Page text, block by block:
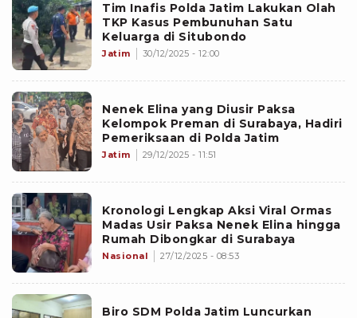
Tim Inafis Polda Jatim Lakukan Olah
TKP Kasus Pembunuhan Satu
Keluarga di Situbondo
Jatim 30/12/2025 - 12:00
Nenek Elina yang Diusir Paksa
Kelompok Preman di Surabaya, Hadiri
Pemeriksaan di Polda Jatim
Jatim 29/12/2025 - 11:51
Kronologi Lengkap Aksi Viral Ormas
Madas Usir Paksa Nenek Elina hingga
Rumah Dibongkar di Surabaya
Nasional 27/12/2025 - 08:53
Biro SDM Polda Jatim Luncurkan